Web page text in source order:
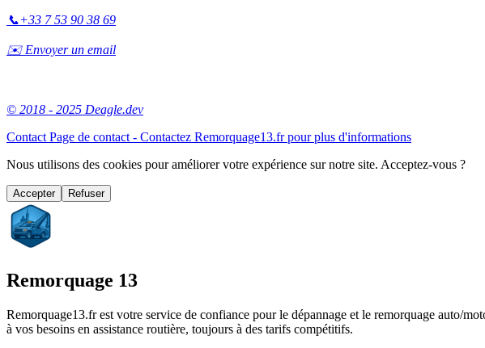
📞+33 7 53 90 38 69
✉️ Envoyer un email
© 2018 - 2025 Deagle.dev
Contact Page de contact - Contactez Remorquage13.fr pour plus d'informations
Nous utilisons des cookies pour améliorer votre expérience sur notre site. Acceptez-vous ?
Accepter Refuser
Remorquage 13
Remorquage13.fr est votre service de confiance pour le dépannage et le remorquage auto/
à vos besoins en assistance routière, toujours à des tarifs compétitifs.